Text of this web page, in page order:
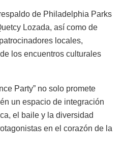
de Philadelphia Parks
Lozada, así como de
locales,
los encuentros culturales
Party” no solo promete
un espacio de integración
el baile y la diversidad
en el corazón de la